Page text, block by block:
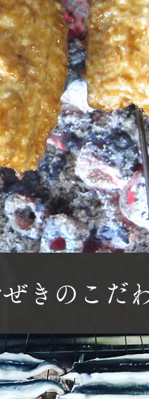
ぜきのこだ